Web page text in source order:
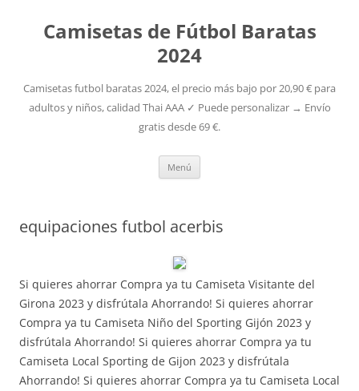
Camisetas de Fútbol Baratas
2024
Camisetas futbol baratas 2024, el precio más bajo por 20,90 € para
adultos y niños, calidad Thai AAA ✓ Puede personalizar → Envío
gratis desde 69 €.
Menú
equipaciones futbol acerbis
Si quieres ahorrar Compra ya tu Camiseta Visitante del
Girona 2023 y disfrútala Ahorrando! Si quieres ahorrar
Compra ya tu Camiseta Niño del Sporting Gijón 2023 y
disfrútala Ahorrando! Si quieres ahorrar Compra ya tu
Camiseta Local Sporting de Gijon 2023 y disfrútala
Ahorrando! Si quieres ahorrar Compra ya tu Camiseta Local